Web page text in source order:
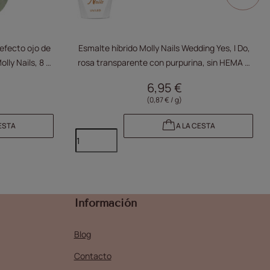
ojo de
Nails, 8 g,
Esmalte híbrido Molly Nails Wedding Yes, I Do,
rosa transparente con purpurina, sin HEMA ni
6,95 €
(0,87 € / g)
A LA CESTA
Información
Blog
Contacto